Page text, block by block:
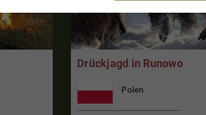
Drückjagd in Runowo
Polen